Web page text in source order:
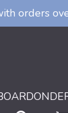
orders